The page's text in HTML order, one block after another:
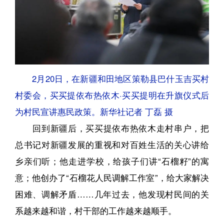
2月20日，在新疆和田地区策勒县巴什玉吉买村
村委会，买买提依布热依木·买买提明在升旗仪式后
为村民宣讲惠民政策。新华社记者 丁磊 摄
回到新疆后，买买提依布热依木走村串户，把
总书记对新疆发展的重视和对百姓生活的关心讲给
乡亲们听；他走进学校，给孩子们讲“石榴籽”的寓
意；他创办了“石榴花人民调解工作室”，给大家解决
困难、调解矛盾……几年过去，他发现村民间的关
系越来越和谐，村干部的工作越来越顺手。